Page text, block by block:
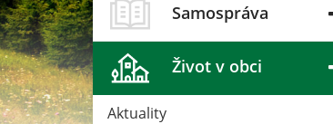
Samospráva
Život v obci
Aktuality